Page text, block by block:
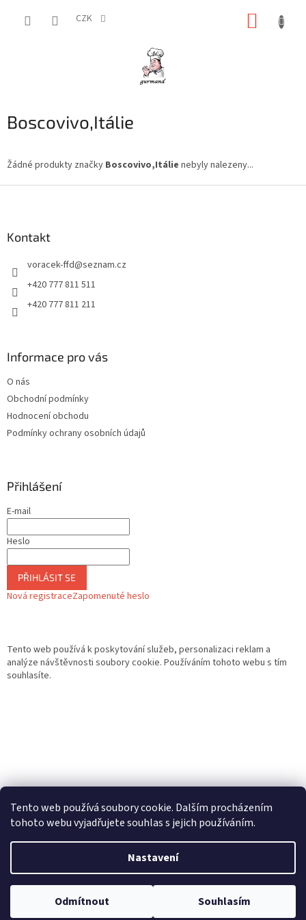
Tento web používá soubory cookie. Dalším procházením
tohoto webu vyjadřujete souhlas s jejich používáním.
Nastavení
Odmítnout Souhlasím
CZK
Boscovivo,Itálie
Žádné produkty značky Boscovivo,Itálie nebyly nalezeny...
Kontakt
voracek-ffd@seznam.cz
+420 777 811 511
+420 777 811 211
Informace pro vás
O nás
Obchodní podmínky
Hodnocení obchodu
Podmínky ochrany osobních údajů
Přihlášení
E-mail
Heslo
PŘIHLÁSIT SE
Nová registraceZapomenuté heslo
Tento web používá k poskytování služeb, personalizaci reklam a
analýze návštěvnosti soubory cookie. Používáním tohoto webu s tím
souhlasíte.
Copyright 2026Gurmand. Všechna práva vyhrazena.Upravit